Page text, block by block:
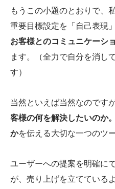
もうこの小題のとおりで、
重要目標設定を「自己表現
お客様とのコミュニケーシ
ます。（全力で自分を消し
す）
当然といえば当然なのです
客様の何を解決したいのか
かを伝える大切な一つのツ
ユーザーへの提案を明確に
が、売り上げを立てている